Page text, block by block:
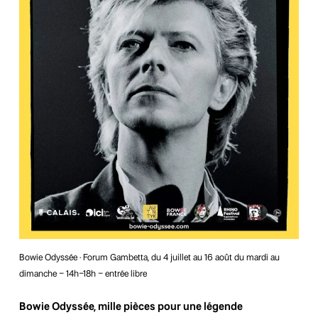
Bowie Odyssée · Forum Gambetta, du 4 juillet au 16 août du mardi au
dimanche – 14h–18h – entrée libre
Bowie Odyssée, mille pièces pour une légende